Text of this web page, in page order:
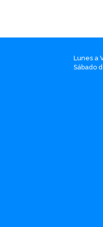
Lunes a
Sábado